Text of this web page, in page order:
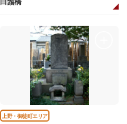
上野・御徒町エリア